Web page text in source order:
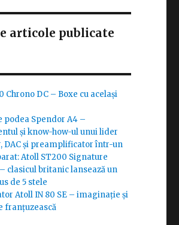
articole publicate
Chrono DC – Boxe cu același
podea Spendor A4 –
și know-how-ul unui lider
DAC și preamplificator într-un
Atoll ST200 Signature
clasicul britanic lansează un
de 5 stele
Atoll IN 80 SE – imaginație și
franțuzească